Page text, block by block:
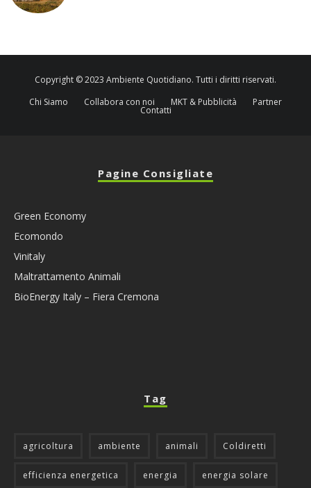
Copyright © 2023 Ambiente Quotidiano. Tutti i diritti riservati.
Chi Siamo
Collabora con noi MKT & Pubblicità Partner
Contatti
Pagine Consigliate
Green Economy
Ecomondo
Vinitaly
Maltrattamento Animali
BioEnergy Italy – Fiera Cremona
Tag
agricoltura ambiente animali Coldiretti
efficienza energetica energia energia solare